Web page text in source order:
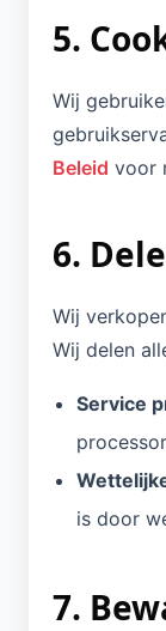
5.
Wij
Beleid voor
6.
Wij
Wij delen
Service
is door
7.